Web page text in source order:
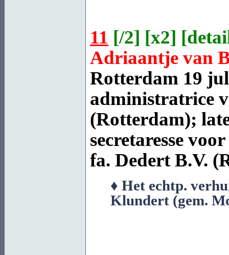
11 [/2] [x2] [
Adriaantje van
Rotterdam 19
administratrice
(Rotterdam);
secretaresse
fa. Dedert B.V.
♦ Het echtp.
Klundert (gem.